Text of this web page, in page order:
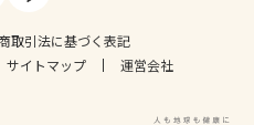
取引法に基づく表記
サイトマップ 運営会社